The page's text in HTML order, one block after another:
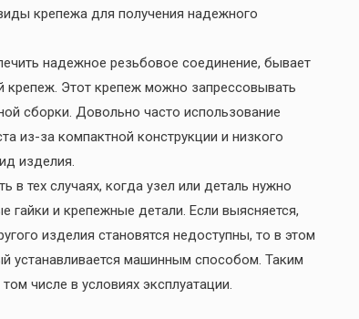
крепежа для получения надежного
надежное резьбовое соединение, бывает
крепеж. Этот крепеж можно запрессовывать
сборки. Довольно часто использование
из-за компактной конструкции и низкого
изделия.
тех случаях, когда узел или деталь нужно
и крепежные детали. Если выясняется,
изделия становятся недоступны, то в этом
устанавливается машинным способом. Таким
числе в условиях эксплуатации.